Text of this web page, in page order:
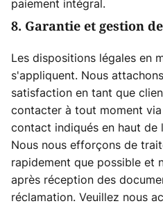
paiement intégral.
8. Garantie et gestion
Les dispositions légales en
s'appliquent. Nous
satisfaction en tant que
contacter à tout moment
contact indiqués en haut de
Nous nous efforçons de
rapidement que possible et
après réception des
réclamation. Veuillez nous